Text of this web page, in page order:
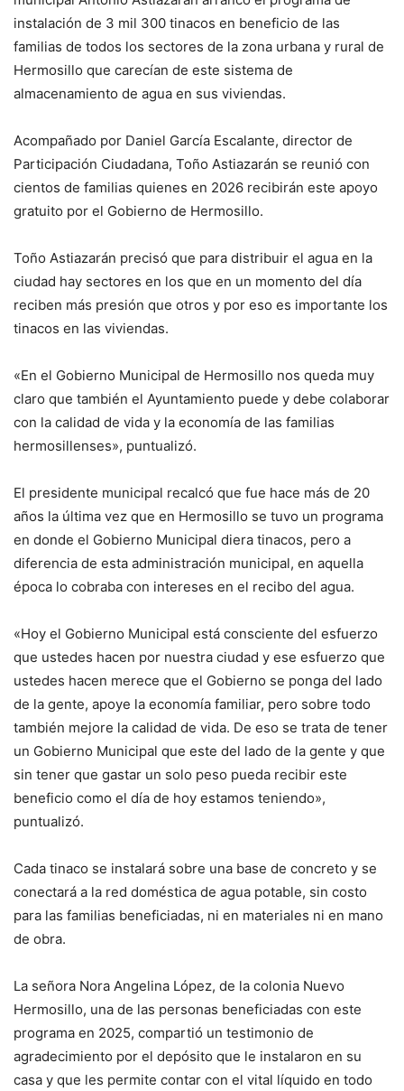
instalación de 3 mil 300 tinacos en beneficio de las
familias de todos los sectores de la zona urbana y rural de
Hermosillo que carecían de este sistema de
almacenamiento de agua en sus viviendas.
Acompañado por Daniel García Escalante, director de
Participación Ciudadana, Toño Astiazarán se reunió con
cientos de familias quienes en 2026 recibirán este apoyo
gratuito por el Gobierno de Hermosillo.
Toño Astiazarán precisó que para distribuir el agua en la
ciudad hay sectores en los que en un momento del día
reciben más presión que otros y por eso es importante los
tinacos en las viviendas.
«En el Gobierno Municipal de Hermosillo nos queda muy
claro que también el Ayuntamiento puede y debe colaborar
con la calidad de vida y la economía de las familias
hermosillenses», puntualizó.
El presidente municipal recalcó que fue hace más de 20
años la última vez que en Hermosillo se tuvo un programa
en donde el Gobierno Municipal diera tinacos, pero a
diferencia de esta administración municipal, en aquella
época lo cobraba con intereses en el recibo del agua.
«Hoy el Gobierno Municipal está consciente del esfuerzo
que ustedes hacen por nuestra ciudad y ese esfuerzo que
ustedes hacen merece que el Gobierno se ponga del lado
de la gente, apoye la economía familiar, pero sobre todo
también mejore la calidad de vida. De eso se trata de tener
un Gobierno Municipal que este del lado de la gente y que
sin tener que gastar un solo peso pueda recibir este
beneficio como el día de hoy estamos teniendo»,
puntualizó.
Cada tinaco se instalará sobre una base de concreto y se
conectará a la red doméstica de agua potable, sin costo
para las familias beneficiadas, ni en materiales ni en mano
de obra.
La señora Nora Angelina López, de la colonia Nuevo
Hermosillo, una de las personas beneficiadas con este
programa en 2025, compartió un testimonio de
agradecimiento por el depósito que le instalaron en su
casa y que les permite contar con el vital líquido en todo